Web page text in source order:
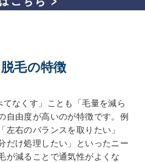
毛の特徴
なくす」ことも「毛量を減ら
自由度が高いのが特徴です。例
左右のバランスを取りたい」
だけ処理したい」といったニー
が減ることで通気性がよくな